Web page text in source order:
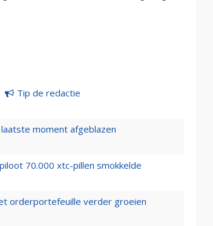
Tip de redactie
moment afgeblazen
70.000 xtc-pillen smokkelde
orderportefeuille verder groeien